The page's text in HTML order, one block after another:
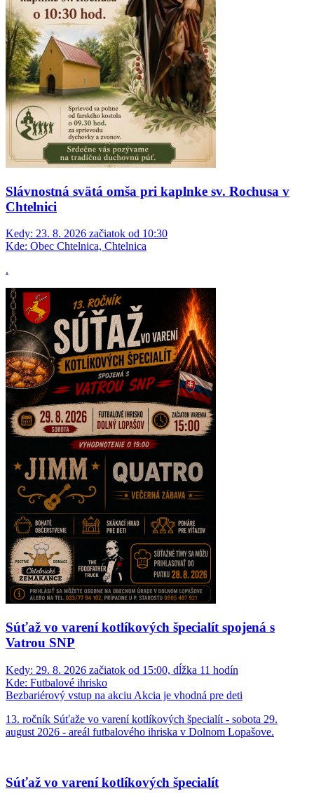
Slávnostná svätá omša pri kaplnke sv. Rochusa v
Chtelnici
Kedy: 23. 8. 2026 začiatok od 10:30
Kde: Obec Chtelnica, Chtelnica
.
Súťaž vo varení kotlíkových špecialít spojená s
Vatrou SNP
Kedy: 29. 8. 2026 začiatok od 15:00, dĺžka 11 hodín
Kde: Futbalové ihrisko
Bezbariérový vstup na akciu Akcia je vhodná pre deti
13. ročník Súťaže vo varení kotlíkových špecialít - sobota 29.
august 2026 - areál futbalového ihriska v Dolnom Lopašove.
Súťaž vo varení kotlíkových špecialít